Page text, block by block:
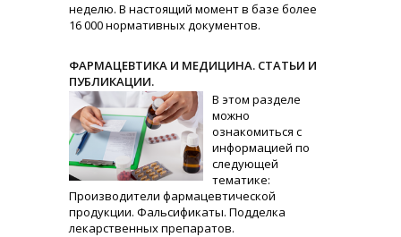
неделю. В настоящий момент в базе более
16 000 нормативных документов.
ФАРМАЦЕВТИКА И МЕДИЦИНА. СТАТЬИ И
ПУБЛИКАЦИИ.
В этом разделе
можно
ознакомиться с
информацией по
следующей
тематике:
Производители фармацевтической
продукции. Фальсификаты. Подделка
лекарственных препаратов.